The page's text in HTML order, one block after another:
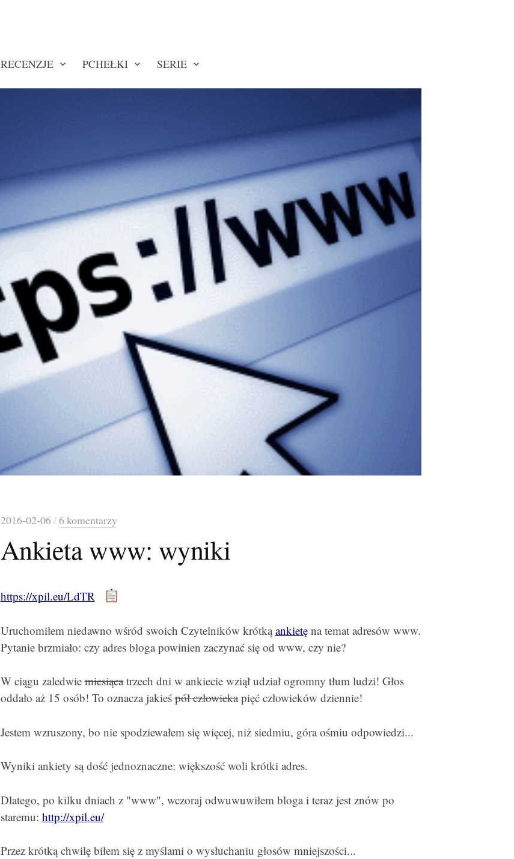
RECENZJE PCHEŁKI SERIE
2016-02-06/6 komentarzy
Ankieta www: wyniki
https://xpil.eu/LdTR
Uruchomiłem niedawno wśród swoich Czytelników krótkąankietęna temat adresów www.
Pytanie brzmiało: czy adres bloga powinien zaczynać się od www, czy nie?
W ciągu zaledwiemiesiącatrzech dni w ankiecie wziął udział ogromny tłum ludzi! Głos
oddało aż 15 osób! To oznacza jakieśpół człowiekapięć człowieków dziennie!
Jestem wzruszony, bo nie spodziewałem się więcej, niż siedmiu, góra ośmiu odpowiedzi...
Wyniki ankiety są dość jednoznaczne: większość woli krótki adres.
Dlatego, po kilku dniach z "www", wczoraj odwuwuwiłem bloga i teraz jest znów po
staremu: http://xpil.eu/
Przez krótką chwilę biłem się z myślami o wysłuchaniu głosów mniejszości...